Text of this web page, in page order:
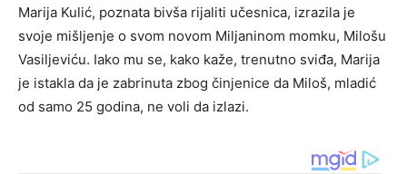
Marija Kulić, poznata bivša rijaliti učesnica, izrazila je
svoje mišljenje o svom novom Miljaninom momku, Milošu
Vasiljeviću. Iako mu se, kako kaže, trenutno sviđa, Marija
je istakla da je zabrinuta zbog činjenice da Miloš, mladić
od samo 25 godina, ne voli da izlazi.